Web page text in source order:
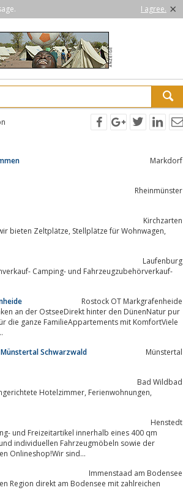
I agree. ×
Markdorf
Rheinmünster
Kirchzarten
für Wohnwagen,
Laufenburg
Camping- und Fahrzeugzubehörverkauf-
Rostock OT Markgrafenheide
die ganze FamilieAppartements mit KomfortViele
Schwarzwald
Münstertal
Bad Wildbad
Ferienwohnungen,
Henstedt
und Freizeitartikel innerhalb eines 400 qm
individuellen Fahrzeugmöbeln sowie der
Onlineshop!Wir sind...
Immenstaad am Bodensee
Region direkt am Bodensee mit zahlreichen